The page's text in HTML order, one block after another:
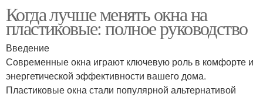
Когда лучше менять окна на
пластиковые: полное руководство
Введение
Современные окна играют ключевую роль в комфорте и
энергетической эффективности вашего дома.
Пластиковые окна стали популярной альтернативой